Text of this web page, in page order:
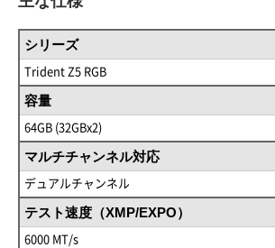
シリーズ
Trident Z5 RGB
容量
64GB (32GBx2)
マルチチャンネル対応
デュアルチャンネル
テスト速度（XMP/EXPO）
6000 MT/s